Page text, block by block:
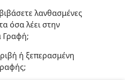
λανθασμένες
όσα λέει στην
Γραφή;
ή ξεπερασμένη